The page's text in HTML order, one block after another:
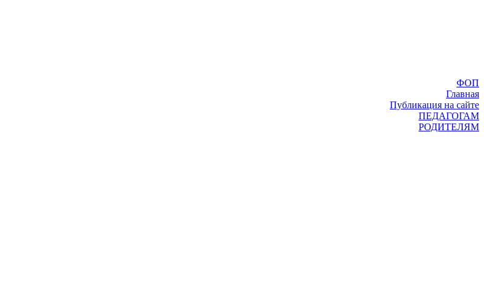
ФОП
Главная
Публикация на сайте
ПЕДАГОГАМ
РОДИТЕЛЯМ